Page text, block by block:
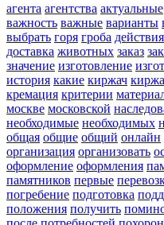
агента агентства актуальные
важность важные варианты
выбрать горя гроба действия
доставка животных заказ
значение изготовление
история какие киржач
кремация критерии
москве московской
необходимые необходимых
общая общие общий онлайн
организация организовать
оформление оформления
памятников первые
погребение подготовка
положения получить